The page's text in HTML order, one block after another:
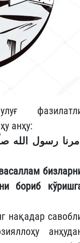
анҳу:
бориб
нақадар